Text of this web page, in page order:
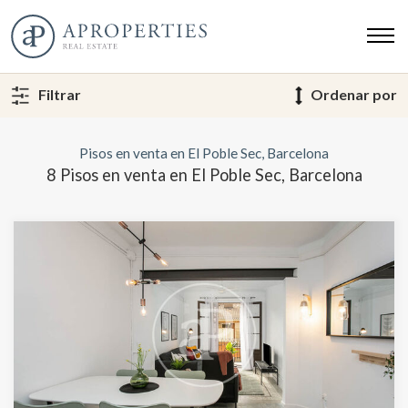
Filtrar Ordenar por
Pisos en venta en El Poble Sec, Barcelona
8 Pisos en venta en El Poble Sec, Barcelona